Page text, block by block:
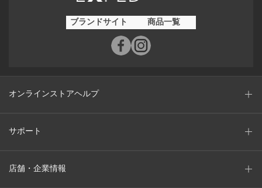
ブランドサイト 商品一覧
オンラインストアヘルプ
サポート
店舗・企業情報